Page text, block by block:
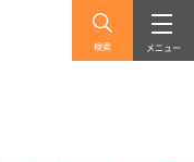
検索 メニュー